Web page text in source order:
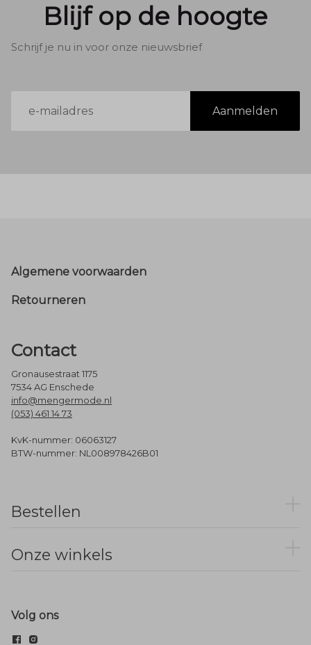
Blijf op de hoogte
Schrijf je nu in voor onze nieuwsbrief
mailadres
Aanmelden
Footer
Algemene voorwaarden
Retourneren
Contact
Gronausestraat 1175
7534 AG Enschede
info@mengermode.nl
(053) 461 14 73
KvK-nummer: 06063127
BTW-nummer: NL008978426B01
Bestellen
Onze winkels
Volg ons